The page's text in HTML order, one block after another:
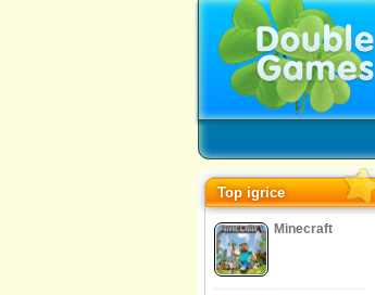
Top igrice
Minecraft